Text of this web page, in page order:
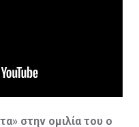
στην ομιλία του ο